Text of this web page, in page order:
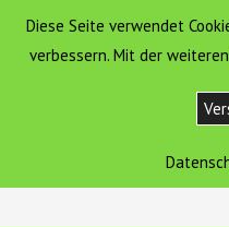
springen
Hof Sonnengold
Neuer Bock
Diese Seite verwendet
verbessern. Mit der